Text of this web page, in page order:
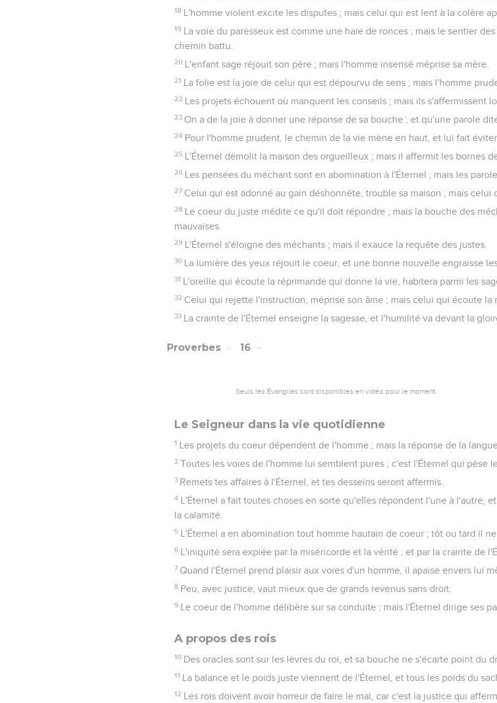
18 L'homme violent excite les disputes ; mais celui qui est lent à la colère
19 La voie du paresseux est comme une haie de ronces ; mais le sentier
chemin battu.
20 L'enfant sage réjouit son père ; mais l'homme insensé méprise sa mère.
21 La folie est la joie de celui qui est dépourvu de sens ; mais l'homme
22 Les projets échouent où manquent les conseils ; mais ils s'affermissent
23 On a de la joie à donner une réponse de sa bouche ; et qu'une parole
24 Pour l'homme prudent, le chemin de la vie mène en haut, et lui fait
25 L'Éternel démolit la maison des orgueilleux ; mais il affermit les bornes
26 Les pensées du méchant sont en abomination à l'Éternel ; mais les
27 Celui qui est adonné au gain déshonnête, trouble sa maison ; mais celui
28 Le coeur du juste médite ce qu'il doit répondre ; mais la bouche des
mauvaises.
29 L'Éternel s'éloigne des méchants ; mais il exauce la requête des justes.
30 La lumière des yeux réjouit le coeur, et une bonne nouvelle engraisse les
31 L'oreille qui écoute la réprimande qui donne la vie, habitera parmi les
32 Celui qui rejette l'instruction, méprise son âme ; mais celui qui écoute la
33 La crainte de l'Éternel enseigne la sagesse, et l'humilité va devant la
Proverbes 16
Seuls les Évangiles sont disponibles en vidéo pour le moment.
Le Seigneur dans la vie quotidienne
1 Les projets du coeur dépendent de l'homme ; mais la réponse de la
2 Toutes les voies de l'homme lui semblent pures ; c'est l'Éternel qui pèse
3 Remets tes affaires à l'Éternel, et tes desseins seront affermis.
4 L'Éternel a fait toutes choses en sorte qu'elles répondent l'une à l'autre,
la calamité.
5 L'Éternel a en abomination tout homme hautain de coeur ; tôt ou tard il
6 L'iniquité sera expiée par la miséricorde et la vérité ; et par la crainte de
7 Quand l'Éternel prend plaisir aux voies d'un homme, il apaise envers lui
8 Peu, avec justice, vaut mieux que de grands revenus sans droit.
9 Le coeur de l'homme délibère sur sa conduite ; mais l'Éternel dirige ses
A propos des rois
10 Des oracles sont sur les lèvres du roi, et sa bouche ne s'écarte point du
11 La balance et le poids juste viennent de l'Éternel, et tous les poids du
12 Les rois doivent avoir horreur de faire le mal, car c'est la justice qui